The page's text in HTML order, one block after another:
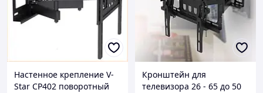
Настенное крепление V-
Star CP402 поворотный
Кронштейн для
телевизора 26 - 65 до 50